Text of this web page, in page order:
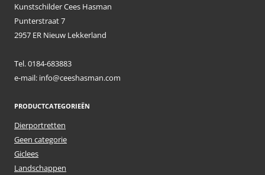
Kunstschilder Cees Hasman
Punterstraat 7
2957 ER Nieuw Lekkerland
Tel. 0184-683883
e-mail: info@ceeshasman.com
PRODUCTCATEGORIEËN
Dierportretten
Geen categorie
Giclees
Landschappen